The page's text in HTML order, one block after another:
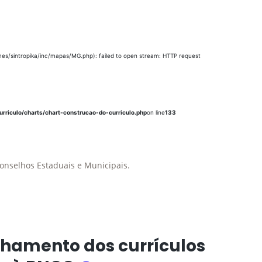
sintropika/inc/mapas/MG.php): failed to open stream: HTTP request
charts/chart-construcao-do-curriculo.phpon line133
Estaduais e Municipais.
dos currículos